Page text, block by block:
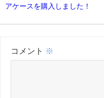
アケースを購入しました！
コメント ※